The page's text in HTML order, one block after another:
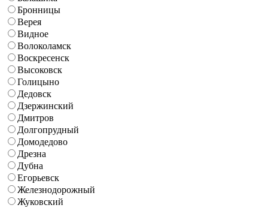
Бронницы
Верея
Видное
Волоколамск
Воскресенск
Высоковск
Голицыно
Дедовск
Дзержинский
Дмитров
Долгопрудный
Домодедово
Дрезна
Дубна
Егорьевск
Железнодорожный
Жуковский